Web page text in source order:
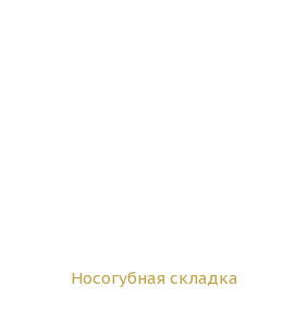
Носогубная складка